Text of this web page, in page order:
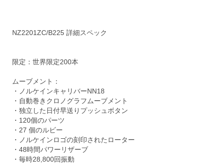
NZ2201ZC/B225 詳細スペック
限定：世界限定200本
ムーブメント：
・ノルケインキャリバーNN18
・自動巻きクロノグラフムーブメント
・独立した日付早送りプッシュボタン
・120個のパーツ
・27 個のルビー
・ノルケインロゴの刻印されたローター
・48時間パワーリザーブ
・毎時28,800回振動